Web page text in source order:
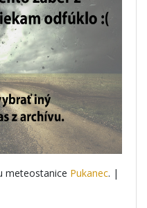
meteostanice Pukanec. |